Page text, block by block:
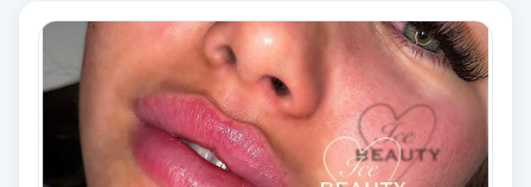
Rosenmetoden
Ryggmassage